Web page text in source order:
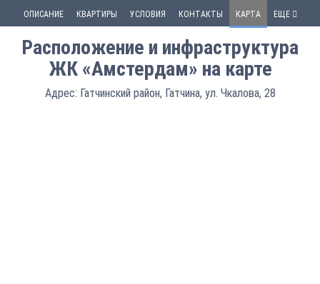
ОПИСАНИЕ КВАРТИРЫ УСЛОВИЯ КОНТАКТЫ КАРТА ЕЩЕ
Расположение и инфраструктура
ЖК «Амстердам» на карте
Адрес: Гатчинский район, Гатчина, ул. Чкалова, 28